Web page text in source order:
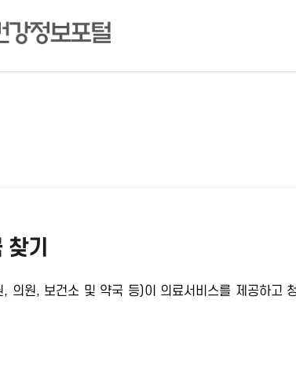
기
, 의원, 보건소 및 약국 등)이 의료서비스를 제공하고